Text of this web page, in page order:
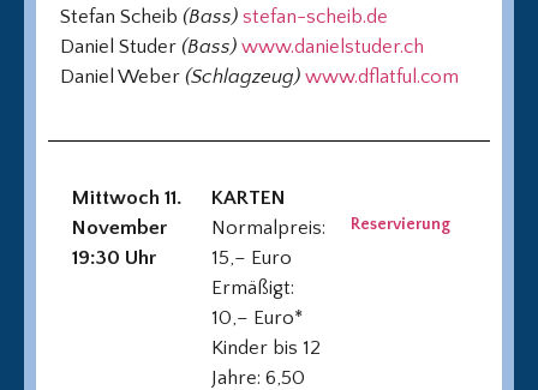
Stefan Scheib (Bass) stefan-scheib.de
Daniel Studer (Bass) www.danielstuder.ch
Daniel Weber (Schlagzeug) www.dflatful.com
Mittwoch 11.
November
19:30 Uhr
KARTEN
Normalpreis:
15,– Euro
Ermäßigt:
10,– Euro*
Kinder bis 12
Jahre: 6,50
Reservierung